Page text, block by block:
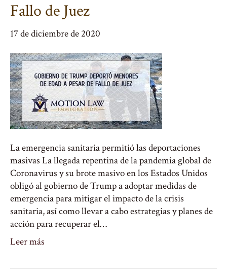
Fallo de Juez
17 de diciembre de 2020
La emergencia sanitaria permitió las deportaciones
masivas La llegada repentina de la pandemia global de
Coronavirus y su brote masivo en los Estados Unidos
obligó al gobierno de Trump a adoptar medidas de
emergencia para mitigar el impacto de la crisis
sanitaria, así como llevar a cabo estrategias y planes de
acción para recuperar el…
Leer más